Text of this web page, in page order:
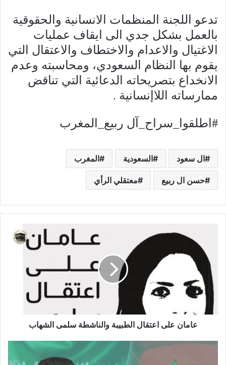
تدعو اللجنة المنظمات الانسانية والحقوقية
بالعمل بشكل جدي الى ايقاف عمليات
الاغتيال والاعدام والاختطاف والاعتقال التي
يقوم بها النظام السعودي، ومحاسبته وعدم
الانخداع بتصريحاته الدعائية التي تناقض
ممارساته اللاإنسانية .
#اطلقوا_سراح_آل ربيع_المغرب
ال سعود السعودية المغرب
حسن ال ربيع معتقلي الرأي
عامان على اعتقال الطبيبة والناشطة سلمى الشهاب